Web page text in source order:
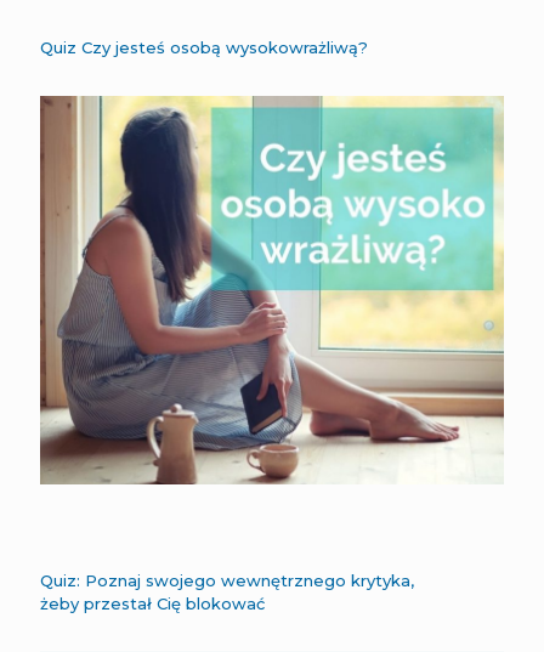
Quiz Czy jesteś osobą wysokowrażliwą?
Quiz: Poznaj swojego wewnętrznego krytyka,
żeby przestał Cię blokować